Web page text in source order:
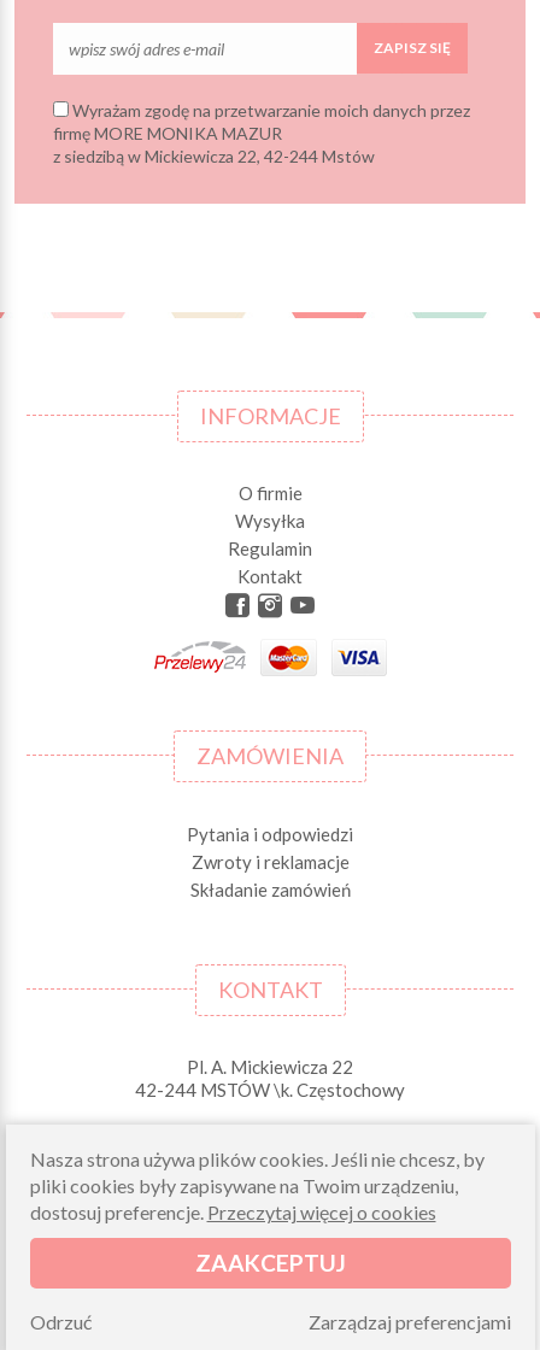
ZAPISZ SIĘ
Wyrażam zgodę na przetwarzanie moich danych przez
firmę MORE MONIKA MAZUR
z siedzibą w Mickiewicza 22, 42-244 Mstów
INFORMACJE
O firmie
Wysyłka
Regulamin
Kontakt
ZAMÓWIENIA
Pytania i odpowiedzi
Zwroty i reklamacje
Składanie zamówień
KONTAKT
Pl. A. Mickiewicza 22
42-244 MSTÓW \k. Częstochowy
pn-pt 10.00-16.00
sklep@morelkowe.pl
+48 34 506 50 60
+48 34 506 50 70
NIP 573 262 56 01
Nasza strona używa plików cookies. Jeśli nie chcesz, by
pliki cookies były zapisywane na Twoim urządzeniu,
dostosuj preferencje. Przeczytaj więcej o cookies
ZAAKCEPTUJ
Zarządzaj preferencjami
Odrzuć